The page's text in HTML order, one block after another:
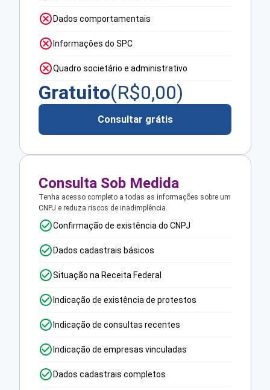
Dados comportamentais
Informações do SPC
Quadro societário e administrativo
Gratuito(R$0,00)
Consultar grátis
Consulta Sob Medida
Tenha acesso completo a todas as informações sobre um
CNPJ e reduza riscos de inadimplência.
Confirmação de existência do CNPJ
Dados cadastrais básicos
Situação na Receita Federal
Indicação de existência de protestos
Indicação de consultas recentes
Indicação de empresas vinculadas
Dados cadastrais completos